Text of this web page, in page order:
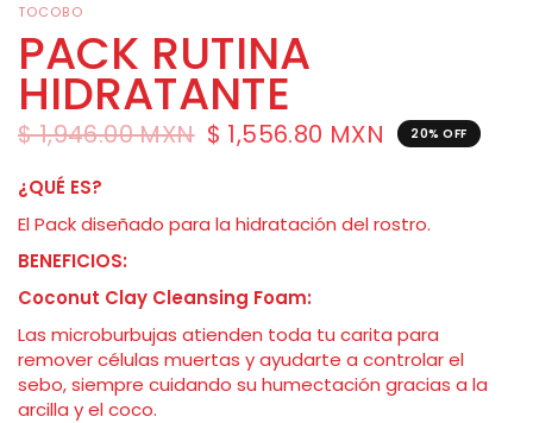
TOCOBO
PACK RUTINA
HIDRATANTE
$ 1,946.00 MXN $ 1,556.80 MXN 20% OFF
¿QUÉ ES?
El Pack diseñado para la hidratación del rostro.
BENEFICIOS:
Coconut Clay Cleansing Foam:
Las microburbujas atienden toda tu carita para
remover células muertas y ayudarte a controlar el
sebo, siempre cuidando su humectación gracias a la
arcilla y el coco.